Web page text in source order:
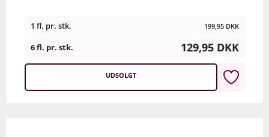
1 fl. pr. stk. 199,95 DKK
6 fl. pr. stk. 129,95 DKK
UDSOLGT